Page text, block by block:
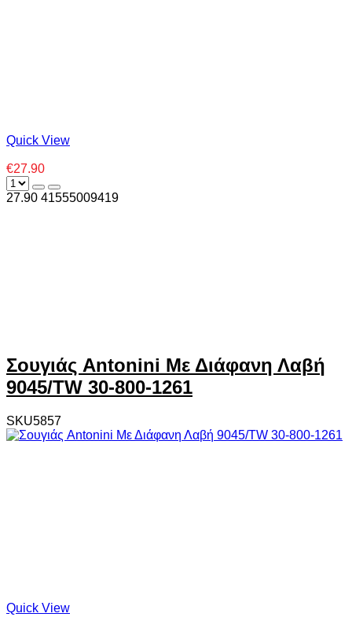
Quick View
€27.90
27.90 41555009419
Σουγιάς Antonini Με Διάφανη Λαβή
9045/TW 30-800-1261
SKU5857
Quick View